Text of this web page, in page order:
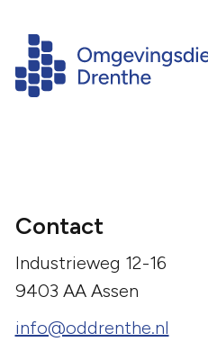
Contact
Industrieweg 12-16
9403 AA Assen
info@oddrenthe.nl